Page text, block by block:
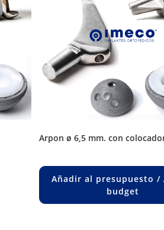
arpon ø 6,5 mm. con
Añadir al presupuesto /
budget